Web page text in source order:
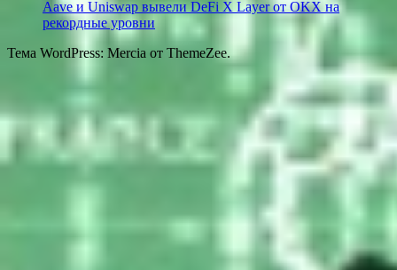
Aave и Uniswap вывели DeFi X Layer от OKX на
рекордные уровни
Тема WordPress: Mercia от ThemeZee.